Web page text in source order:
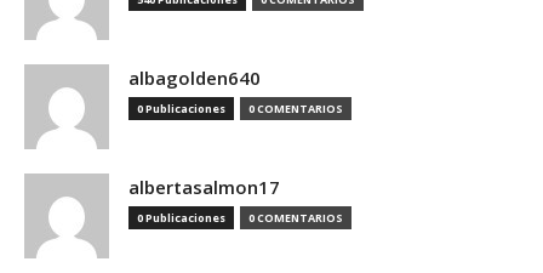
albagolden640
0 Publicaciones 0 COMENTARIOS
albertasalmon17
0 Publicaciones 0 COMENTARIOS